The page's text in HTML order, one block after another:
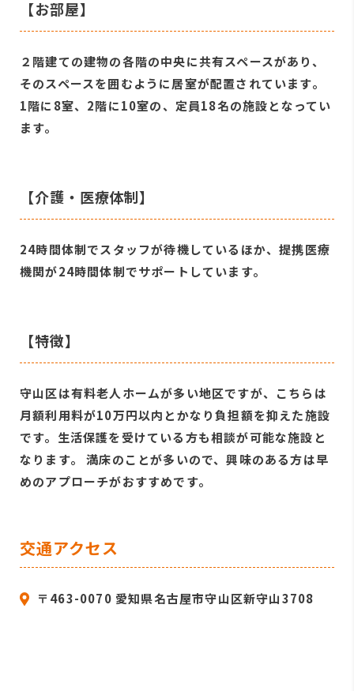
【お部屋】
２階建ての建物の各階の中央に共有スペースがあり、
そのスペースを囲むように居室が配置されています。
1階に8室、2階に10室の、定員18名の施設となってい
ます。
【介護・医療体制】
24時間体制でスタッフが待機しているほか、提携医療
機関が24時間体制でサポートしています。
【特徴】
守山区は有料老人ホームが多い地区ですが、こちらは
月額利用料が10万円以内とかなり負担額を抑えた施設
です。生活保護を受けている方も相談が可能な施設と
なります。 満床のことが多いので、興味のある方は早
めのアプローチがおすすめです。
交通アクセス
〒463-0070 愛知県名古屋市守山区新守山3708